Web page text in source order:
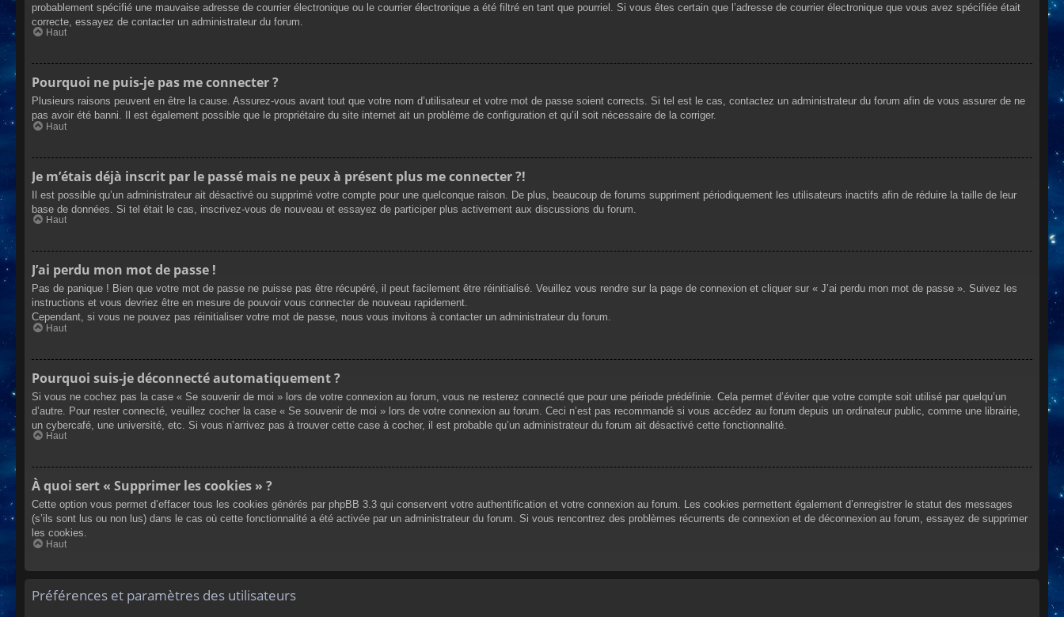
probablement spécifié une mauvaise adresse de courrier électronique ou le courrier électronique a été filtré en tant que pourriel. Si vous êtes certain que l’adresse de courrier électronique que vous avez spécifiée était
correcte, essayez de contacter un administrateur du forum.
Haut
Pourquoi ne puis-je pas me connecter ?
Plusieurs raisons peuvent en être la cause. Assurez-vous avant tout que votre nom d’utilisateur et votre mot de passe soient corrects. Si tel est le cas, contactez un administrateur du forum afin de vous assurer de ne
pas avoir été banni. Il est également possible que le propriétaire du site internet ait un problème de configuration et qu’il soit nécessaire de la corriger.
Haut
Je m’étais déjà inscrit par le passé mais ne peux à présent plus me connecter ?!
Il est possible qu’un administrateur ait désactivé ou supprimé votre compte pour une quelconque raison. De plus, beaucoup de forums suppriment périodiquement les utilisateurs inactifs afin de réduire la taille de leur
base de données. Si tel était le cas, inscrivez-vous de nouveau et essayez de participer plus activement aux discussions du forum.
Haut
J’ai perdu mon mot de passe !
Pas de panique ! Bien que votre mot de passe ne puisse pas être récupéré, il peut facilement être réinitialisé. Veuillez vous rendre sur la page de connexion et cliquer sur « J’ai perdu mon mot de passe ». Suivez les
instructions et vous devriez être en mesure de pouvoir vous connecter de nouveau rapidement.
Cependant, si vous ne pouvez pas réinitialiser votre mot de passe, nous vous invitons à contacter un administrateur du forum.
Haut
Pourquoi suis-je déconnecté automatiquement ?
Si vous ne cochez pas la case « Se souvenir de moi » lors de votre connexion au forum, vous ne resterez connecté que pour une période prédéfinie. Cela permet d’éviter que votre compte soit utilisé par quelqu’un
d’autre. Pour rester connecté, veuillez cocher la case « Se souvenir de moi » lors de votre connexion au forum. Ceci n’est pas recommandé si vous accédez au forum depuis un ordinateur public, comme une librairie,
un cybercafé, une université, etc. Si vous n’arrivez pas à trouver cette case à cocher, il est probable qu’un administrateur du forum ait désactivé cette fonctionnalité.
Haut
À quoi sert « Supprimer les cookies » ?
Cette option vous permet d’effacer tous les cookies générés par phpBB 3.3 qui conservent votre authentification et votre connexion au forum. Les cookies permettent également d’enregistrer le statut des messages
(s’ils sont lus ou non lus) dans le cas où cette fonctionnalité a été activée par un administrateur du forum. Si vous rencontrez des problèmes récurrents de connexion et de déconnexion au forum, essayez de supprimer
les cookies.
Haut
Préférences et paramètres des utilisateurs